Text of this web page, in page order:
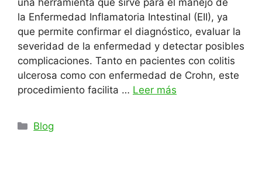
una herramienta que sirve para el manejo de
la Enfermedad Inflamatoria Intestinal (EII), ya
que permite confirmar el diagnóstico, evaluar la
severidad de la enfermedad y detectar posibles
complicaciones. Tanto en pacientes con colitis
ulcerosa como con enfermedad de Crohn, este
procedimiento facilita … Leer más
Categorías
Blog